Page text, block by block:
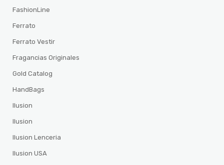
FashionLine
Ferrato
Ferrato Vestir
Fragancias Originales
Gold Catalog
HandBags
Ilusion
Ilusion
Ilusion Lenceria
Ilusion USA